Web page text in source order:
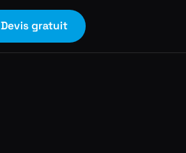
Devis gratuit